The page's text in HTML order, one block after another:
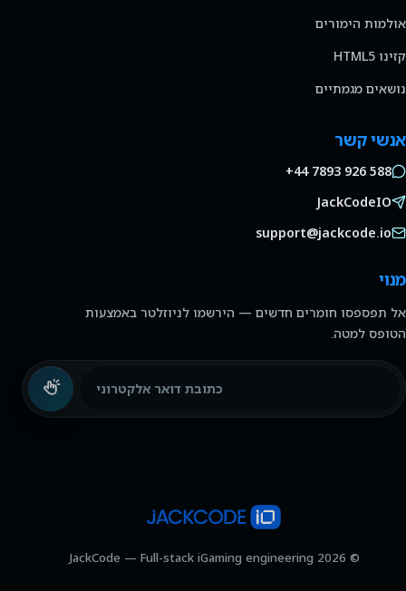
אולמות הימורים
קזינו HTML5
נושאים מגמתיים
אנשי קשר
+44 7893 926 588
JackCodeIO
support@jackcode.io
מנוי
אל תפספסו חומרים חדשים — הירשמו לניוזלטר באמצעות
הטופס למטה.
© 2026 JackCode — Full-stack iGaming engineering